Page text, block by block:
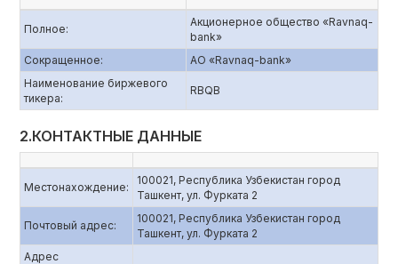
Полное:
Акционерное общество «Ravnaq-
bank»
Сокращенное:
АО «Ravnaq-bank»
Наименование биржевого
тикера:
RBQВ
2.КОНТАКТНЫЕ ДАННЫЕ
Местонахождение:
100021, Республика Узбекистан город
Ташкент, ул. Фурката 2
Почтовый адрес:
100021, Республика Узбекистан город
Ташкент, ул. Фурката 2
Адрес